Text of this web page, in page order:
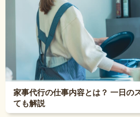
家事代行の仕事内容とは？ 一日の
ても解説